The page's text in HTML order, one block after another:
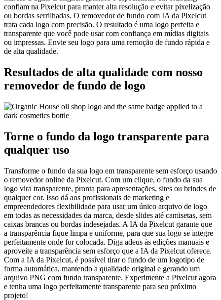
confiam na Pixelcut para manter alta resolução e evitar pixelização
ou bordas serrilhadas. O removedor de fundo com IA da Pixelcut
trata cada logo com precisão. O resultado é uma logo perfeita e
transparente que você pode usar com confiança em mídias digitais
ou impressas. Envie seu logo para uma remoção de fundo rápida e
de alta qualidade.
Resultados de alta qualidade com nosso
removedor de fundo de logo
Torne o fundo da logo transparente para
qualquer uso
Transforme o fundo da sua logo em transparente sem esforço usando
o removedor online da Pixelcut. Com um clique, o fundo da sua
logo vira transparente, pronta para apresentações, sites ou brindes de
qualquer cor. Isso dá aos profissionais de marketing e
empreendedores flexibilidade para usar um único arquivo de logo
em todas as necessidades da marca, desde slides até camisetas, sem
caixas brancas ou bordas indesejadas. A IA da Pixelcut garante que
a transparência fique limpa e uniforme, para que sua logo se integre
perfeitamente onde for colocada. Diga adeus às edições manuais e
aproveite a transparência sem esforço que a IA da Pixelcut oferece.
Com a IA da Pixelcut, é possível tirar o fundo de um logotipo de
forma automática, mantendo a qualidade original e gerando um
arquivo PNG com fundo transparente. Experimente a Pixelcut agora
e tenha uma logo perfeitamente transparente para seu próximo
projeto!